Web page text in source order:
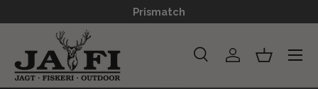
GÅ TIL INDHOLD
Prismatch
Søg Log indKurv
Menu